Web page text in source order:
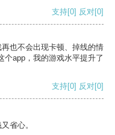
支持[0] 反对[0]
也不会出现卡顿、掉线的情
个app，我的游戏水平提升了
支持[0] 反对[0]
省心。